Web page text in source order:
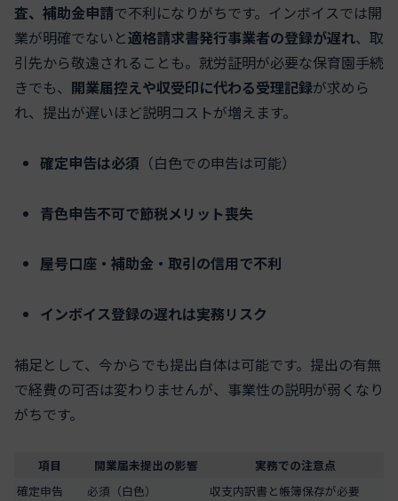
査、補助金申請で不利になりがちです。インボイスでは開
業が明確でないと適格請求書発行事業者の登録が遅れ、取
引先から敬遠されることも。就労証明が必要な保育園手続
きでも、 開業届控えや収受印に代わる受理記録が求めら
れ、提出が遅いほど説明コストが増えます。
確定申告は必須 （白色での申告は可能）
青色申告不可で節税メリット喪失
屋号口座・補助金・取引の信用で不利
インボイス登録の遅れは実務リスク
補足として、今からでも提出自体は可能です。提出の有無
で経費の可否は変わりませんが、事業性の説明が弱くなり
がちです。
項目 開業届未提出の影響
実務での注意点
確定申告
必須（白色）
収支内訳書と帳簿保存が必要